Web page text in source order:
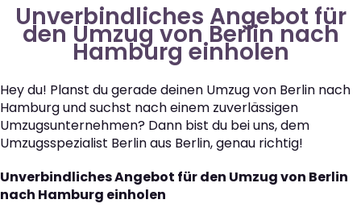
Unverbindliches Angebot für
den Umzug von Berlin nach
Hamburg einholen
Hey du! Planst du gerade deinen Umzug von Berlin nach
Hamburg und suchst nach einem zuverlässigen
Umzugsunternehmen? Dann bist du bei uns, dem
Umzugsspezialist Berlin aus Berlin, genau richtig!
Unverbindliches Angebot für den Umzug von Berlin
nach Hamburg einholen